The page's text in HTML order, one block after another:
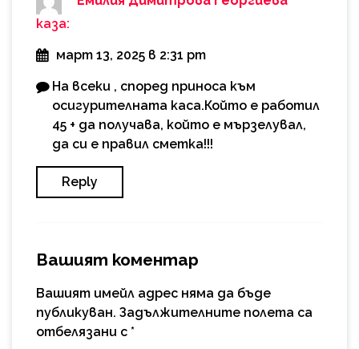
каза:
март 13, 2025 в 2:31 pm
На всеки , според приноса към
осигурителната каса.Който е работил
45 + да получава, който е мързелувал,
да си е правил сметка!!!
Reply
Вашият коментар
Вашият имейл адрес няма да бъде
публикуван. Задължителните полета са
отбелязани с *